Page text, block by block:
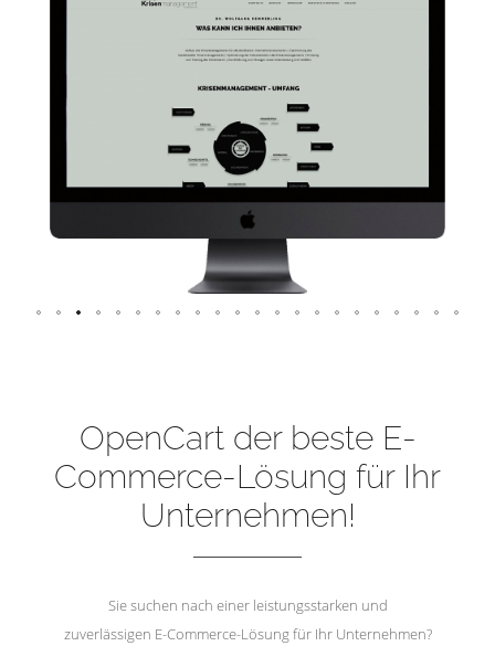
OpenCart der beste E-
Commerce-Lösung für Ihr
Unternehmen!
Sie suchen nach einer leistungsstarken und
zuverlässigen E-Commerce-Lösung für Ihr Unternehmen?